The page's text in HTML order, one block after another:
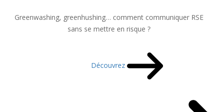
Greenwashing, greenhushing… comment communiquer RSE
sans se mettre en risque ?
Découvrez